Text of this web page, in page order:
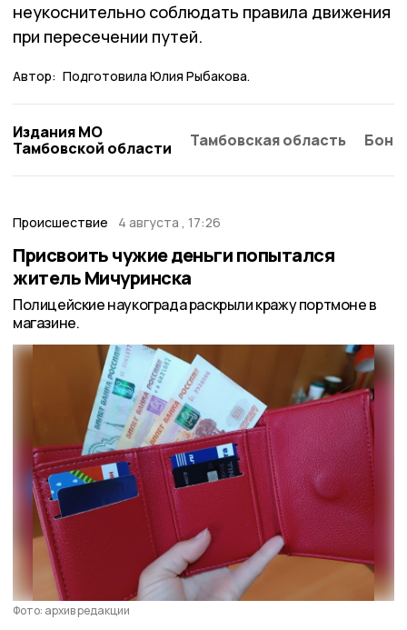
неукоснительно соблюдать правила движения
при пересечении путей.
Автор: Подготовила Юлия Рыбакова.
Издания МО
Тамбовской области
Тамбовская область
Происшествие 4 августа , 17:26
Присвоить чужие деньги попытался
житель Мичуринска
Полицейские наукограда раскрыли кражу портмоне в
магазине.
Фото: архив редакции